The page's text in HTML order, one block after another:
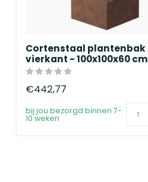
Cortenstaal plantenbak
vierkant - 100x100x60 cm
€442,77
bij jou bezorgd binnen 7-
10 weken